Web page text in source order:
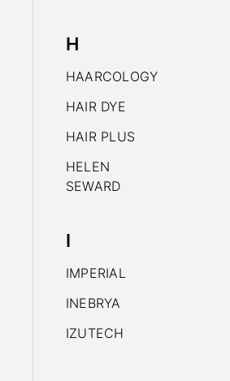
H
HAARCOLOGY
HAIR DYE
HAIR PLUS
HELEN
SEWARD
I
IMPERIAL
INEBRYA
IZUTECH